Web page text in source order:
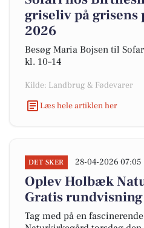
griseliv på
2026
Besøg Maria Bojsen til
kl. 10–14
Kilde: Landbrug & Fødevarer
Læs hele artiklen her
DET SKER 28-04-2026 07:05
Oplev Holbæk
Gratis rundvisning
Tag med på en